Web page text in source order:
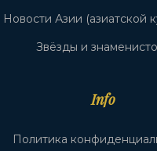
Новости Азии (азиатской
Звёзды и
Info
Политика